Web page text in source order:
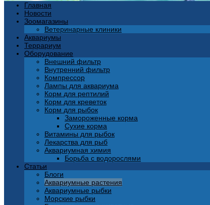
Главная
Новости
Зоомагазины
Ветеринарные клиники
Аквариумы
Террариум
Оборудование
Внешний фильтр
Внутренний фильтр
Компрессор
Лампы для аквариума
Корм для рептилий
Корм для креветок
Корм для рыбок
Замороженные корма
Сухие корма
Витамины для рыбок
Лекарства для рыб
Аквариумная химия
Борьба с водорослями
Статьи
Блоги
Аквариумные растения
Аквариумные рыбки
Морские рыбки